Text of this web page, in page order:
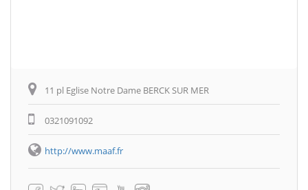
11 pl Eglise Notre Dame BERCK SUR MER
0321091092
http://www.maaf.fr